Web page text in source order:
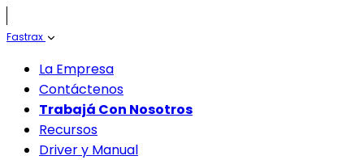
Fastrax
La Empresa
Contáctenos
Trabajá Con Nosotros
Recursos
Driver y Manual